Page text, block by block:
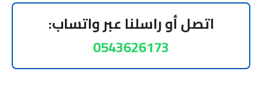
اتصل أو راسلنا عبر واتساب:
0543626173